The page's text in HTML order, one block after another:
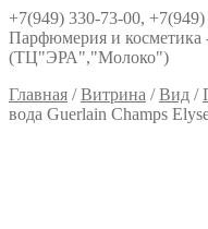
+7(949) 330-73-00,
Парфюмерия и косметика
(ТЦ"ЭРА","Молоко")
Главная /Витрина /Вид /
вода Guerlain Champs